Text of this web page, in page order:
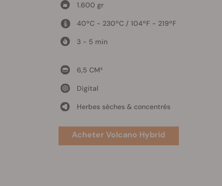
1.600 gr
40ºC - 230ºC / 104ºF - 219ºF
3 - 5 min
6,5 CM³
Digital
Herbes sèches & concentrés
Acheter Volcano Hybrid